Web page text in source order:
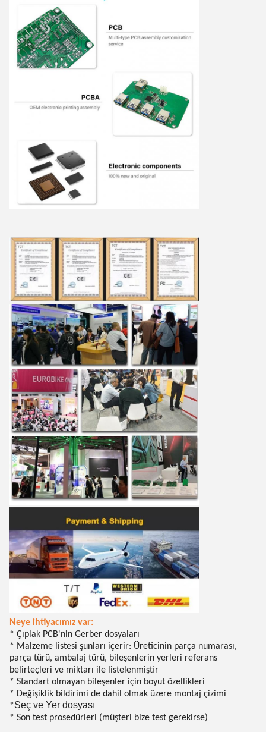
Neye ihtiyacımız var:
* Çıplak PCB'nin Gerber dosyaları
* Malzeme listesi şunları içerir: Üreticinin parça numarası,
parça türü, ambalaj türü, bileşenlerin yerleri referans
belirteçleri ve miktarı ile listelenmiştir
* Standart olmayan bileşenler için boyut özellikleri
* Değişiklik bildirimi de dahil olmak üzere montaj çizimi
*Seç ve Yer dosyası
* Son test prosedürleri (müşteri bize test gerekirse)